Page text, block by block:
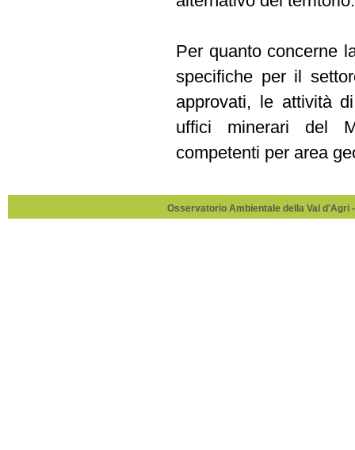
Per quanto concerne
specifiche per il
approvati, le attività
uffici minerari del
competenti per area
Osservatorio Ambientale della Val d'Agri